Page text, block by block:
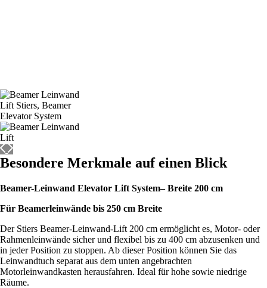
Besondere Merkmale auf einen Blick
Beamer-Leinwand Elevator Lift System– Breite 200 cm
Für Beamerleinwände bis 250 cm Breite
Der Stiers Beamer-Leinwand-Lift 200 cm ermöglicht es, Motor- oder
Rahmenleinwände sicher und flexibel bis zu 400 cm abzusenken und
in jeder Position zu stoppen. Ab dieser Position können Sie das
Leinwandtuch separat aus dem unten angebrachten
Motorleinwandkasten herausfahren. Ideal für hohe sowie niedrige
Räume.